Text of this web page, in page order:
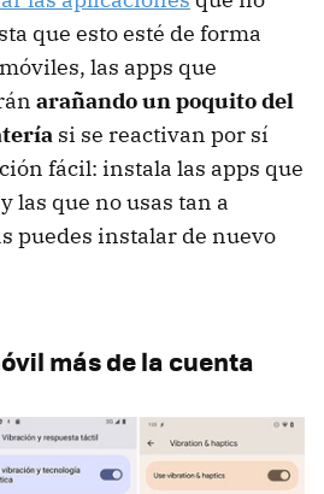
que esto esté de forma
las apps que
arañando un poquito del
si se reactivan por sí
fácil: instala las apps que
las que no usas tan a
puedes instalar de nuevo
más de la cuenta